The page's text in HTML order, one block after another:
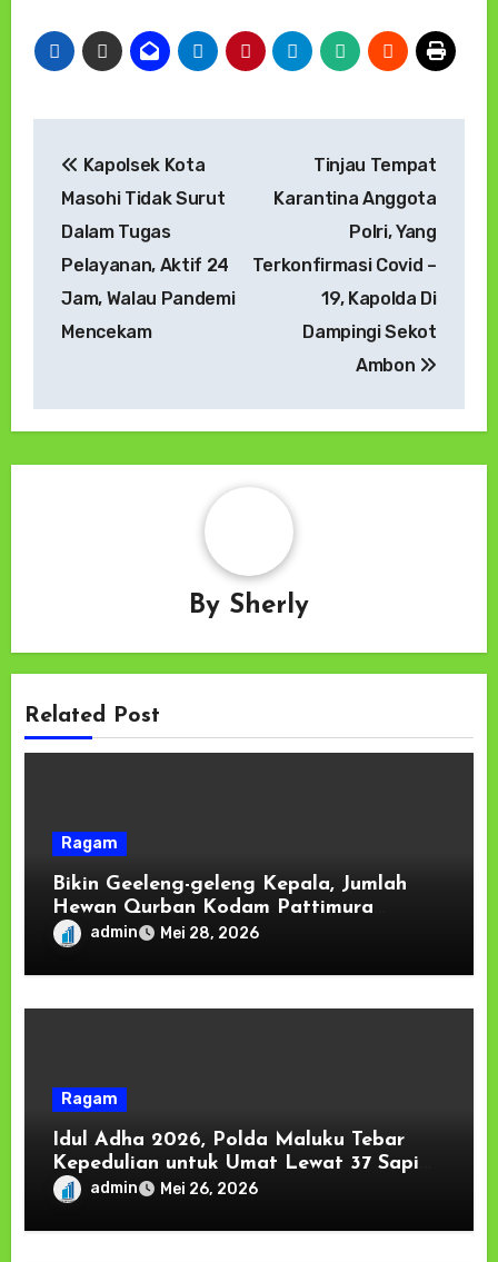
pos
Kapolsek Kota
Masohi Tidak Surut
Dalam Tugas
Pelayanan, Aktif 24
Jam, Walau Pandemi
Mencekam
Tinjau Tempat
Karantina Anggota
Polri, Yang
Terkonfirmasi Covid –
19, Kapolda Di
Dampingi Sekot
Ambon
By Sherly
Related Post
Ragam
Bikin Geeleng-geleng Kepala, Jumlah
Hewan Qurban Kodam Pattimura
Tembus 78 Ekor.
admin Mei 28, 2026
Ragam
Idul Adha 2026, Polda Maluku Tebar
Kepedulian untuk Umat Lewat 37 Sapi
Kurban
admin Mei 26, 2026